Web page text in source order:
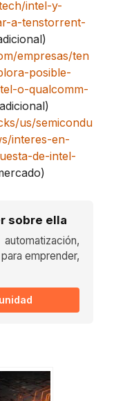
intel-y-
a-tenstorrent-
empresas/ten
posible-
o-qualcomm-
us/semicondu
interes-en-
de-intel-
sobre ella
emprender,